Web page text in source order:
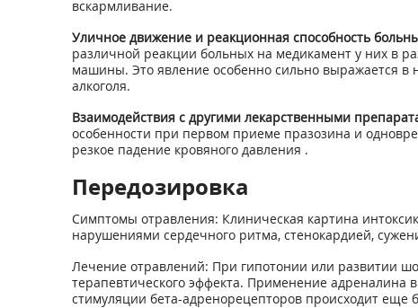
вскармливание.
Уличное движение и реакционная способность
различной реакции больных на медикамент у них в
машины. Это явление особенно сильно выражается
алкоголя.
Взаимодействия с другими лекарственными
особенности при первом приеме празозина и
резкое падение кровяного давления .
Передозировка
Симптомы отравления: Клиническая картина
нарушениями сердечного ритма, стенокардией,
Лечение отравлений: При гипотонии или развитии
терапевтического эффекта. Применение адреналина
стимуляции бета-адренорецепторов происходит